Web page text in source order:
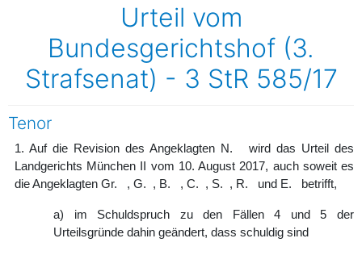
Urteil vom
Bundesgerichtshof (3.
Strafsenat) - 3 StR 585/17
Tenor
1. Auf die Revision des Angeklagten N. wird das Urteil des
Landgerichts München II vom 10. August 2017, auch soweit es
die Angeklagten Gr. , G. , B. , C. , S. , R. und E. betrifft,
a) im Schuldspruch zu den Fällen 4 und 5 der
Urteilsgründe dahin geändert, dass schuldig sind